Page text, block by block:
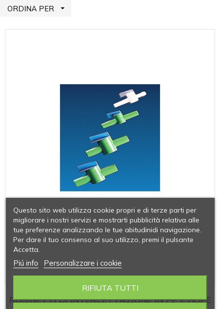
ORDINA PER 
RUBINETTI DI INTERCETTAZIONE IN PP E HDPE
Questo sito web utilizza cookie propri e di terze parti per
migliorare i nostri servizi e mostrarti pubblicità relativa alle
tue preferenze analizzando le tue abitudinidi navigazione.
Per dare il tuo consenso al suo utilizzo, premi il pulsante
Accetta.
Piú info Personalizzare i cookie
RIFIUTA TUTTI